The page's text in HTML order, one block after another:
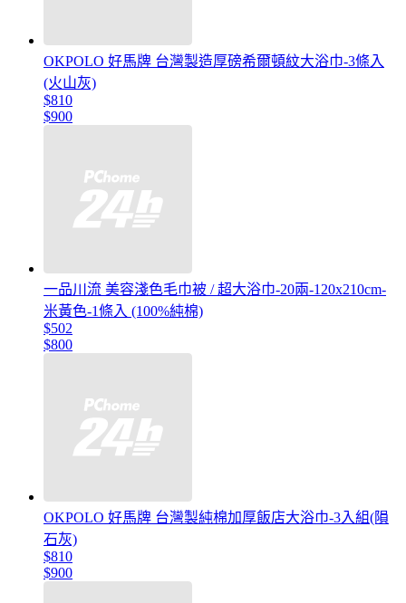
OKPOLO 好馬牌 台灣製造厚磅希爾頓紋大浴巾-3條入
(火山灰)
$810
$900
一品川流 美容淺色毛巾被 / 超大浴巾-20兩-120x210cm-
米黃色-1條入 (100%純棉)
$502
$800
OKPOLO 好馬牌 台灣製純棉加厚飯店大浴巾-3入組(隕
石灰)
$810
$900